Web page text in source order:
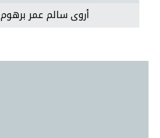
أروى سالم عمر برهوم